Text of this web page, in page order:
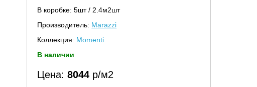
В коробке: 5шт / 2.4м2шт
Производитель: Marazzi
Коллекция: Momenti
В наличии
Цена:8044 р/м2